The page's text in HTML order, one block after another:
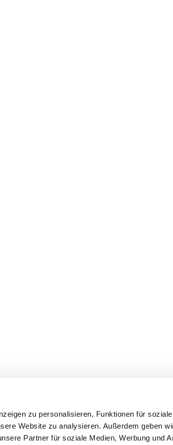
zu personalisieren, Funktionen für
Website zu analysieren. Außerdem geben
Partner für soziale Medien, Werbung und